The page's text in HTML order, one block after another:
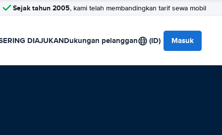
Sejak tahun 2005, kami telah membandingkan tarif sewa mobil
DIAJUKANDukungan pelanggan (ID) Masuk